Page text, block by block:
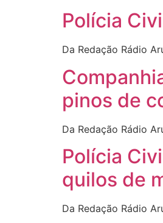
Polícia
Da Redação Rádio
pinos de
Da Redação Rádio
Polícia
quilos de
Da Redação Rádio